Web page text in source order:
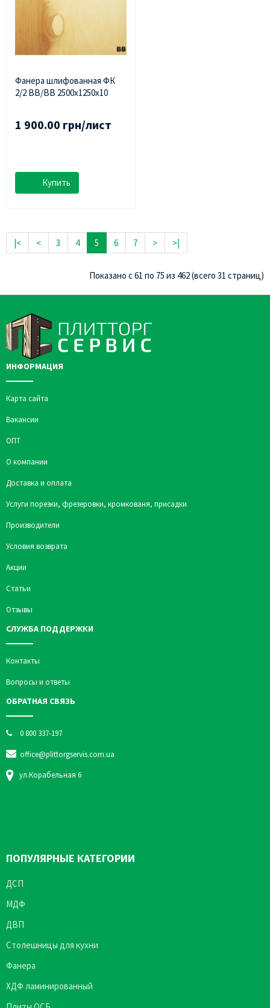
Фанера шлифованная ФК
2/2 BB/BB 2500х1250х10
1 900.00 грн/лист
Купить
|< < 3 4 5 6 7 > >|
Показано с 61 по 75 из 462 (всего 31 страниц)
ИНФОРМАЦИЯ
Карта сайта
Вакансии
ОПТ
О компании
Доставка и оплата
Услуги порезки, фрезеровки, кромкованя, присадки
Производители
Условия возврата
Акции
Статьи
Отзывы
СЛУЖБА ПОДДЕРЖКИ
Контакты
Вопросы и ответы
ОБРАТНАЯ СВЯЗЬ
0 800 337-197
office@plittorgservis.com.ua
ул.Корабельная 6
ПОПУЛЯРНЫЕ КАТЕГОРИИ
ДСП
МДФ
ДВП
Столешницы для кухни
Фанера
ХДФ ламинированный